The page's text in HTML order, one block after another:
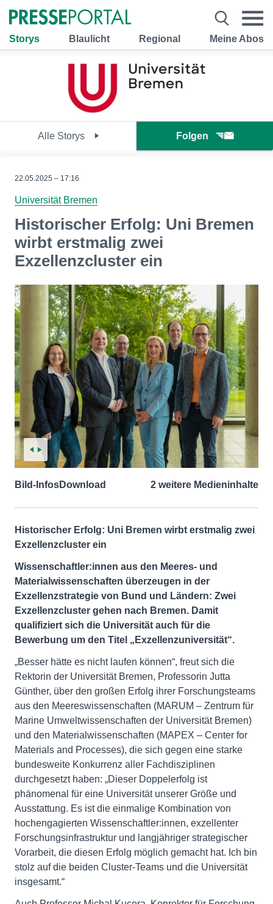
Storys Blaulicht Regional Meine Abos
Alle Storys Folgen
22.05.2025 – 17:16
Universität Bremen
Historischer Erfolg: Uni Bremen
wirbt erstmalig zwei
Exzellenzcluster ein
Bild-InfosDownload 2 weitere Medieninhalte
Historischer Erfolg: Uni Bremen wirbt erstmalig zwei
Exzellenzcluster ein
Wissenschaftler:innen aus den Meeres- und
Materialwissenschaften überzeugen in der
Exzellenzstrategie von Bund und Ländern: Zwei
Exzellenzcluster gehen nach Bremen. Damit
qualifiziert sich die Universität auch für die
Bewerbung um den Titel „Exzellenzuniversität“.
„Besser hätte es nicht laufen können“, freut sich die
Rektorin der Universität Bremen, Professorin Jutta
Günther, über den großen Erfolg ihrer Forschungsteams
aus den Meereswissenschaften (MARUM – Zentrum für
Marine Umweltwissenschaften der Universität Bremen)
und den Materialwissenschaften (MAPEX – Center for
Materials and Processes), die sich gegen eine starke
bundesweite Konkurrenz aller Fachdisziplinen
durchgesetzt haben: „Dieser Doppelerfolg ist
phänomenal für eine Universität unserer Größe und
Ausstattung. Es ist die einmalige Kombination von
hochengagierten Wissenschaftler:innen, exzellenter
Forschungsinfrastruktur und langjähriger strategischer
Vorarbeit, die diesen Erfolg möglich gemacht hat. Ich bin
stolz auf die beiden Cluster-Teams und die Universität
insgesamt.“